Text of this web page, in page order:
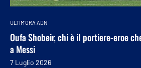
ULTIM'ORA ADN
Oufa Shobeir, chi è il portiere-eroe
a Messi
7 Luglio 2026